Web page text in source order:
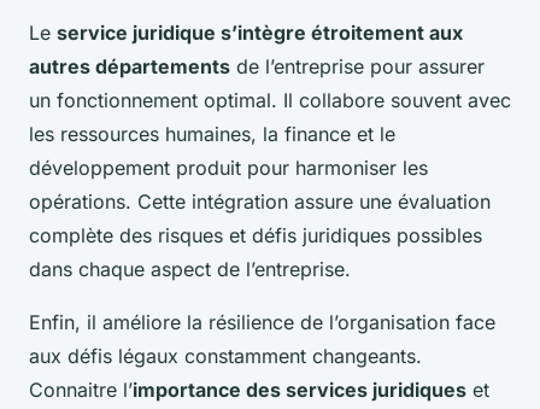
Le service juridique s’intègre étroitement aux
autres départements de l’entreprise pour assurer
un fonctionnement optimal. Il collabore souvent avec
les ressources humaines, la finance et le
développement produit pour harmoniser les
opérations. Cette intégration assure une évaluation
complète des risques et défis juridiques possibles
dans chaque aspect de l’entreprise.
Enfin, il améliore la résilience de l’organisation face
aux défis légaux constamment changeants.
Connaitre l’importance des services juridiques et